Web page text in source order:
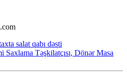
salat qabı dəsti
Təşkilatçısı, Dönər Masa